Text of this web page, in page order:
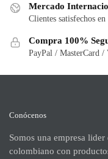
Mercado
Clientes satisfechos
Compra 100%
PayPal / MasterCard /
Conócenos
Somos una empresa
colombiano con